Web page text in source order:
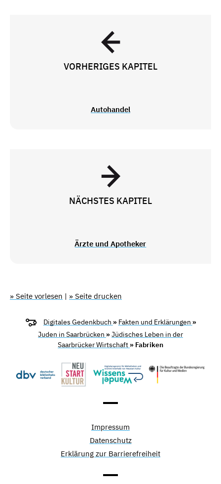
VORHERIGES KAPITEL
Autohandel
NÄCHSTES KAPITEL
Ärzte und Apotheker
» Seite vorlesen | » Seite drucken
Digitales Gedenkbuch » Fakten und Erklärungen »
Juden in Saarbrücken »Jüdisches Leben in der
Saarbrücker Wirtschaft » Fabriken
Impressum
Datenschutz
Erklärung zur Barrierefreiheit